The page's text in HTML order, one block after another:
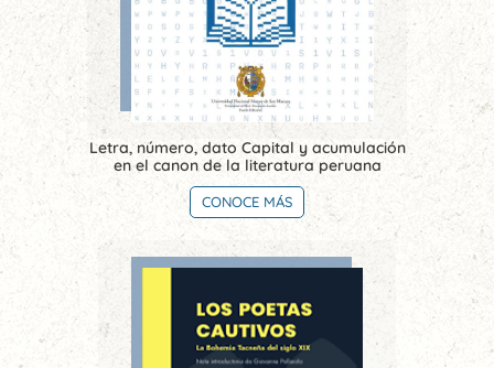
Letra, número, dato Capital y acumulación
en el canon de la literatura peruana
CONOCE MÁS